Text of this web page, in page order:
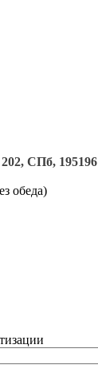
СПб, 195196
обеда)